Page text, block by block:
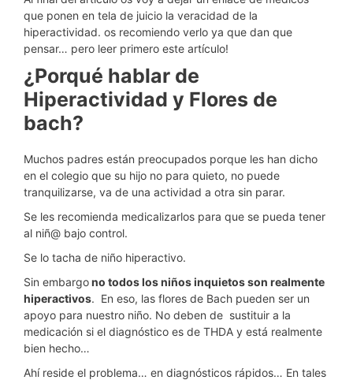
que ponen en tela de juicio la veracidad de la
hiperactividad. os recomiendo verlo ya que dan que
pensar… pero leer primero este artículo!
¿Porqué hablar de
Hiperactividad y Flores de
bach?
Muchos padres están preocupados porque les han dicho
en el colegio que su hijo no para quieto, no puede
tranquilizarse, va de una actividad a otra sin parar.
Se les recomienda medicalizarlos para que se pueda tener
al niñ@ bajo control.
Se lo tacha de niño hiperactivo.
Sin embargono todos los niños inquietos son realmente
hiperactivos. En eso, las flores de Bach pueden ser un
apoyo para nuestro niño. No deben de sustituir a la
medicación si el diagnóstico es de THDA y está realmente
bien hecho…
Ahí reside el problema… en diagnósticos rápidos… En tales